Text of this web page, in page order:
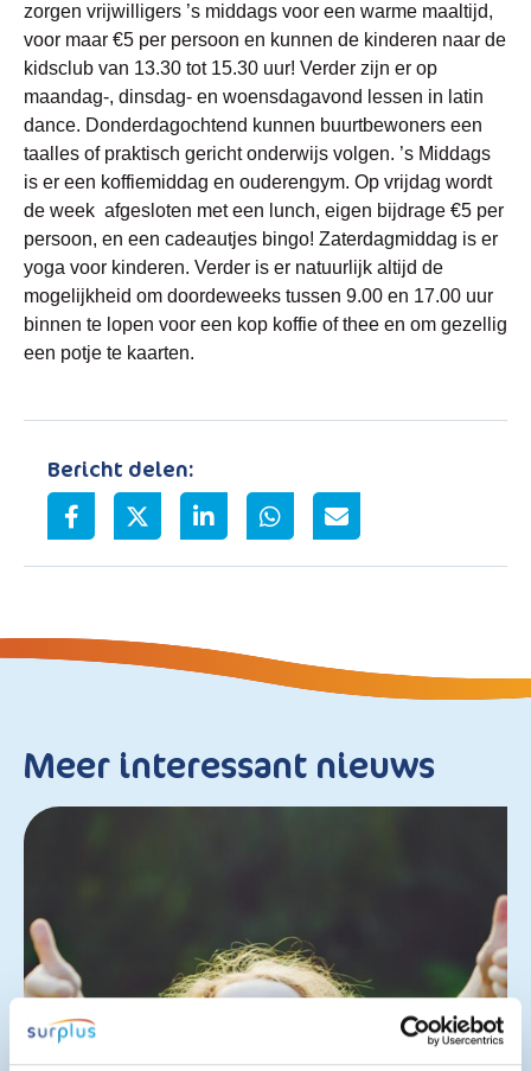
zorgen vrijwilligers ’s middags voor een warme maaltijd,
voor maar €5 per persoon en kunnen de kinderen naar de
kidsclub van 13.30 tot 15.30 uur! Verder zijn er op
maandag-, dinsdag- en woensdagavond lessen in latin
dance. Donderdagochtend kunnen buurtbewoners een
taalles of praktisch gericht onderwijs volgen. ’s Middags
is er een koffiemiddag en ouderengym. Op vrijdag wordt
de week afgesloten met een lunch, eigen bijdrage €5 per
persoon, en een cadeautjes bingo! Zaterdagmiddag is er
yoga voor kinderen. Verder is er natuurlijk altijd de
mogelijkheid om doordeweeks tussen 9.00 en 17.00 uur
binnen te lopen voor een kop koffie of thee en om gezellig
een potje te kaarten.
Bericht delen:
Meer interessant nieuws